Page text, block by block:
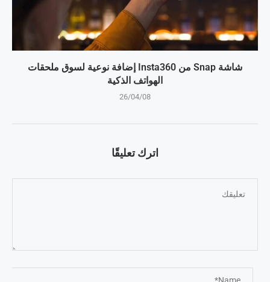
شاشة Snap من Insta360 إضافة نوعية لسوق ملحقات
الهواتف الذكية
26/04/08
اترك تعليقًا